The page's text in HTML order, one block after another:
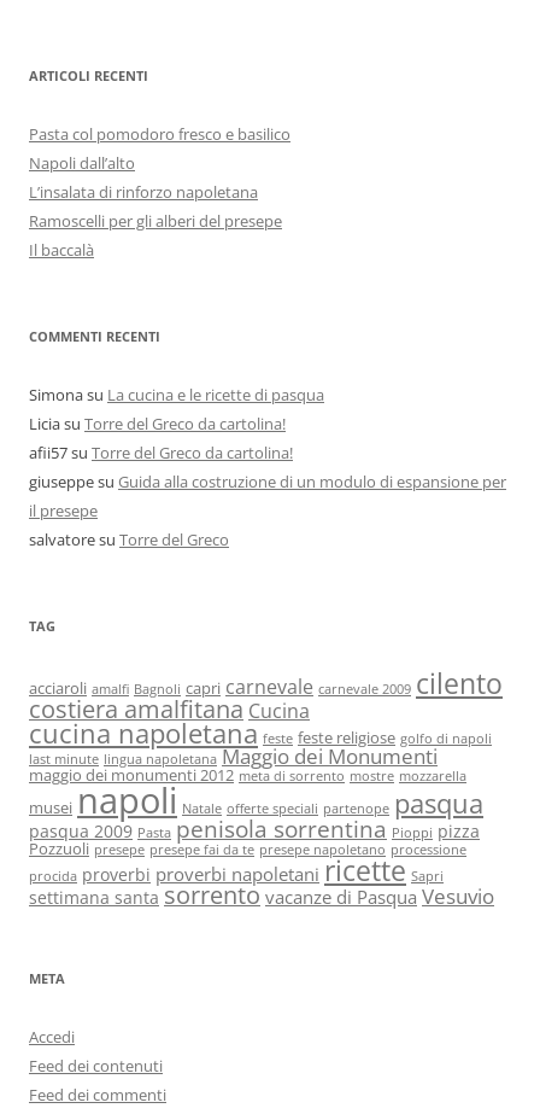
ARTICOLI RECENTI
Pasta col pomodoro fresco e basilico
Napoli dall’alto
L’insalata di rinforzo napoletana
Ramoscelli per gli alberi del presepe
Il baccalà
COMMENTI RECENTI
Simonasu La cucina e le ricette di pasqua
Liciasu Torre del Greco da cartolina!
afii57su Torre del Greco da cartolina!
giuseppesu Guida alla costruzione di un modulo di espansione per
il presepe
salvatoresu Torre del Greco
TAG
acciaroli amalfi Bagnoli capri carnevale carnevale 2009 cilento
costiera amalfitana Cucina
cucina napoletana feste feste religiose golfo di napoli
last minute lingua napoletana Maggio dei Monumenti
maggio dei monumenti 2012 meta di sorrento mostre mozzarella
musei napoli Natale offerte speciali partenope pasqua
pasqua 2009 Pasta penisola sorrentina Pioppi pizza
Pozzuoli presepe presepe fai da te presepe napoletano processione
procida proverbi proverbi napoletani ricette Sapri
settimana santa sorrento vacanze di Pasqua Vesuvio
META
Accedi
Feed dei contenuti
Feed dei commenti